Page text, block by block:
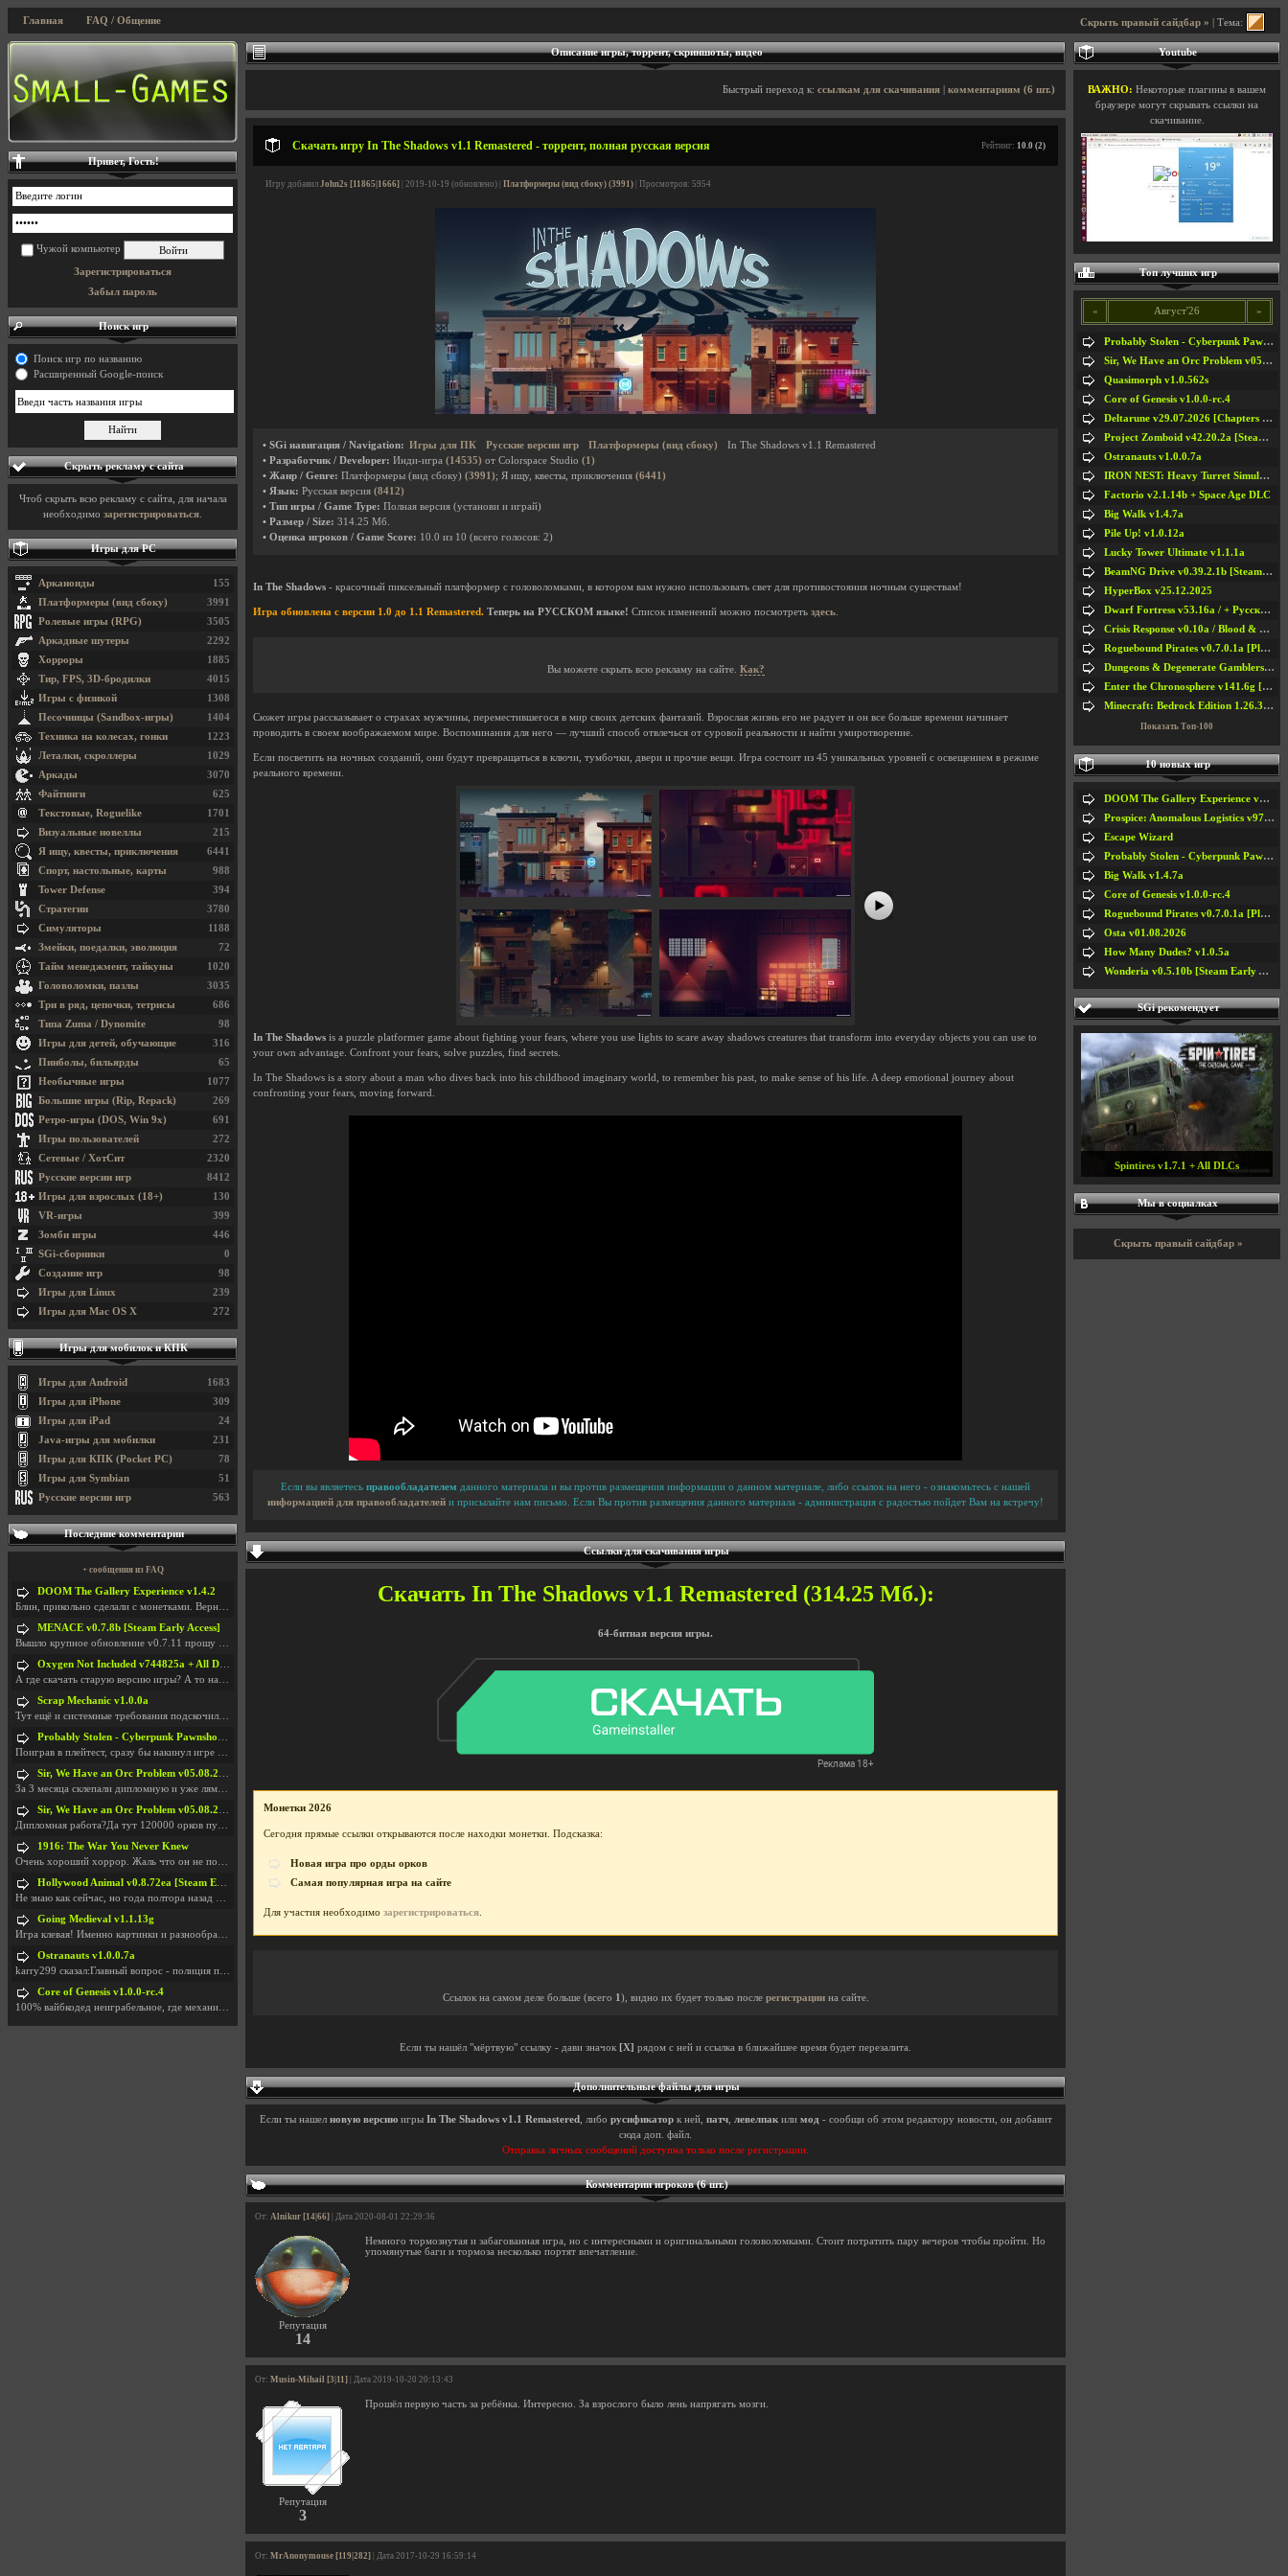
Скрыть правый сайдбар » | Тема:
Главная FAQ / Общение
Описание игры, торрент, скриншоты, видео
Быстрый переход к: ссылкам для скачивания комментариям (6 шт.)
Скачать игру In The Shadows v1.1 Remastered - торрент, полная русская версия Рейтинг: 10.0 (2)
Игру добавил John2s [11865|1666] | 2019-10-19 (обновлено) | Платформеры (вид сбоку) (3991) | Просмотров: 5954
• SGi навигация / Navigation: Игры для ПК Русские версии игр Платформеры (вид сбоку)
In The Shadows v1.1 Remastered
• Разработчик / Developer: Инди-игра (14535) от Colorspace Studio (1)
• Жанр / Genre: Платформеры (вид сбоку) (3991); Я ищу, квесты, приключения (6441)
• Язык: Русская версия (8412)
• Тип игры / Game Type: Полная версия (установи и играй)
• Размер / Size: 314.25 Мб.
• Оценка игроков / Game Score: 10.0 из 10 (всего голосов: 2)
In The Shadows - красочный пиксельный платформер с головоломками, в котором вам нужно использовать свет для противостояния ночным существам!
Игра обновлена с версии 1.0 до 1.1 Remastered. Теперь на РУССКОМ языке! Список изменений можно посмотреть здесь
Вы можете скрыть всю рекламу на сайте. Как?
Сюжет игры рассказывает о страхах мужчины, переместившегося в мир своих детских фантазий. Взрослая жизнь его не радует и он все больше времени начинает
проводить в своем воображаемом мире. Воспоминания для него — лучший способ отвлечься от суровой реальности и найти умиротворение.
Если посветить на ночных созданий, они будут превращаться в ключи, тумбочки, двери и прочие вещи. Игра состоит из 45 уникальных уровней с освещением в режиме
реального времени.
#6
#8
In The Shadows is a puzzle platformer game about fighting your fears, where you use lights to scare away shadows creatures that transform into everyday objects you can use to
your own advantage. Confront your fears, solve puzzles, find secrets.
In The Shadows is a story about a man who dives back into his childhood imaginary world, to remember his past, to make sense of his life. A deep emotional journey about
confronting your fears, moving forward.
Если вы являетесь правообладателем данного материала и вы против размещения информации о данном материале, либо ссылок на него - ознакомьтесь с нашей
информацией для правообладателей и присылайте нам письмо. Если Вы против размещения данного материала - администрация с радостью пойдет Вам на встречу!
Ссылки для скачивания игры
Скачать In The Shadows v1.1 Remastered (314.25 Мб.):
64-битная версия игры.
Монетки 2026
Сегодня прямые ссылки открываются после находки монетки. Подсказка:
Новая игра про орды орков
Самая популярная игра на сайте
Для участия необходимо зарегистрироваться
Ссылок на самом деле больше (всего 1 ), видно их будет только после регистрациина сайте.
Если ты нашёл "мёртвую" ссылку - дави значок [X] рядом с ней и ссылка в ближайшее время будет перезалита.
Дополнительные файлы для игры
Если ты нашел новую версиюигры In The Shadows v1.1 Remastered , либо русификаторк ней, патч, левелпакили мод - сообщи об этом редактору новости, он добавит
сюда доп. файл.
Отправка личных сообщений доступна только после регистрации.
Комментарии игроков (6 шт.)
От: Alnikur [14|66] | Дата 2020-08-01 22:29:36
Репутация
14
Немного тормознутая и забагованная игра, но с интересными и оригинальными головоломками. Стоит потратить пару вечеров чтобы пройти. Но
упомянутые баги и тормоза несколько портят впечатление.
От: Musin-Mihail [3|11] | Дата 2019-10-20 20:13:43
Репутация
3
Прошёл первую часть за ребёнка. Интересно. За взрослого было лень напрягать мозги.
От: MrAnonymouse [119|282] | Дата 2017-10-29 16:59:14
Привет, Гость!
Чужой компьютер
Зарегистрироваться
Забыл пароль
Поиск игр
Поиск игр по названию
Расширенный Google-поиск
Скрыть рекламу с сайта
Чтоб скрыть всю рекламу с сайта, для начала
необходимо зарегистрироваться
Игры для PC
155
Арканоиды
3991
Платформеры (вид сбоку)
3505
Ролевые игры (RPG)
2292
Аркадные шутеры
1885
Хорроры
4015
Тир, FPS, 3D-бродилки
1308
Игры с физикой
1404
Песочницы (Sandbox-игры)
1223
Техника на колесах, гонки
1029
Леталки, скроллеры
3070
Аркады
625
Файтинги
1701
Текстовые, Roguelike
215
Визуальные новеллы
6441
Я ищу, квесты, приключения
988
Спорт, настольные, карты
394
Tower Defense
3780
Стратегии
1188
Симуляторы
72
Змейки, поедалки, эволюция
1020
Тайм менеджмент, тайкуны
3035
Головоломки, пазлы
686
Три в ряд, цепочки, тетрисы
98
Типа Zuma / Dynomite
316
Игры для детей, обучающие
65
Пинболы, бильярды
1077
Необычные игры
269
Большие игры (Rip, Repack)
691
Ретро-игры (DOS, Win 9x)
272
Игры пользователей
2320
Сетевые / ХотСит
8412
Русские версии игр
130
Игры для взрослых (18+)
399
VR-игры
446
Зомби игры
0
SGi-сборники
98
Создание игр
239
Игры для Linux
272
Игры для Mac OS X
Игры для мобилок и КПК
1683
Игры для Android
309
Игры для iPhone
24
Игры для iPad
231
Java-игры для мобилки
78
Игры для КПК (Pocket PC)
51
Игры для Symbian
563
Русские версии игр
Последние комментарии
+ сообщения из FAQ
DOOM The Gallery Experience v1.4.2
Блин, прикольно сделали с монетками. Вернулся в св
MENACE v0.7.8b [Steam Early Access]
Вышло крупное обновление v0.7.11 прошу обновить
Oxygen Not Included v744825a + All DLC
А где скачать старую версию игры? А то на новой но
Scrap Mechanic v1.0.0a
Тут ещё и системные требования подскочили. Если не
Probably Stolen - Cyberpunk Pawnshop Simulator v048c [Playtest]
Поиграв в плейтест, сразу бы накинул игре наивысши
Sir, We Have an Orc Problem v05.08.2026
За 3 месяца склепали дипломную и уже лям двести ба
Sir, We Have an Orc Problem v05.08.2026
Дипломная работа?Да тут 120000 орков путь выбирают
1916: The War You Never Knew
Очень хороший хоррор. Жаль что он не получил должн
Hollywood Animal v0.8.72ea [Steam Early Access]
Не знаю как сейчас, но года полтора назад игра был
Going Medieval v1.1.13g
Игра клевая! Именно картинки и разнообразия в стро
Ostranauts v1.0.0.7a
karry299 сказал:Главный вопрос - полиция по-прежне
Core of Genesis v1.0.0-rc.4
100% вайбкодед неиграбельное, где механики знает т
Youtube
ВАЖНО: Некоторые плагины в вашем
браузере могут скрывать ссылки на
скачивание.
Топ лучших игр
« Август'26 »
Probably Stolen - Cyberpunk Pawnshop Simulator v048c [Playtest]
Sir, We Have an Orc Problem v05.08.2026
Quasimorph v1.0.562s
Core of Genesis v1.0.0-rc.4
Deltarune v29.07.2026 [Chapters 1-5] / + RUS [Chapters 1-5]
Project Zomboid v42.20.2a [Steam Early Access]
Ostranauts v1.0.0.7a
IRON NEST: Heavy Turret Simulator v1.0a
Factorio v2.1.14b + Space Age DLC
Big Walk v1.4.7a
Pile Up! v1.0.12a
Lucky Tower Ultimate v1.1.1a
BeamNG Drive v0.39.2.1b [Steam Early Access]
HyperBox v25.12.2025
Dwarf Fortress v53.16a / + Русская Версия v50.12a
Crisis Response v0.10a / Blood & Bullet
Roguebound Pirates v0.7.0.1a [Playtest]
Dungeons & Degenerate Gamblers v2.0.2a
Enter the Chronosphere v141.6g [Steam Early Access]
Minecraft: Bedrock Edition 1.26.33.1a / + TLauncher v2.89
Показать Топ-100
10 новых игр
DOOM The Gallery Experience v1.4.2
Prospice: Anomalous Logistics v97 [Playtest]
Escape Wizard
Probably Stolen - Cyberpunk Pawnshop Simulator v048c [Playtest]
Big Walk v1.4.7a
Core of Genesis v1.0.0-rc.4
Roguebound Pirates v0.7.0.1a [Playtest]
Osta v01.08.2026
How Many Dudes? v1.0.5a
Wonderia v0.5.10b [Steam Early Access]
SGi рекомендует
Spintires v1.7.1 + All DLCs
Мы в социалках
Скрыть правый сайдбар »